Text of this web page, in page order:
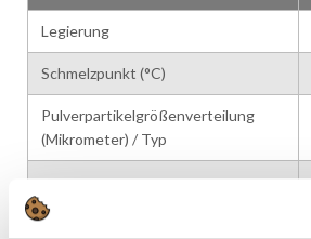
Legierung
Schmelzpunkt (°C)
Pulverpartikelgrößenverteilung
(Mikrometer) / Typ
Metallgehalt (%)